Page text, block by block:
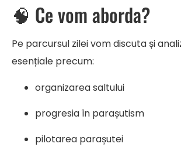
🧠 Ce vom aborda?
Pe parcursul zilei vom discuta și
esențiale precum:
organizarea saltului
progresia în parașutism
pilotarea parașutei